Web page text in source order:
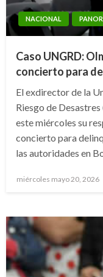
NACIONAL
Caso UNGRD:
concierto para
El exdirector de la
Riesgo de
este miércoles su
concierto para
las autoridades en
Publicado
miércoles mayo 20, 2026